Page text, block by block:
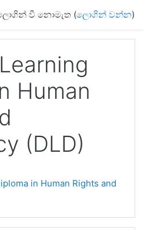
වී නොමැත (ලොගින් වන්න)
Human
(DLD)
in Human Rights and